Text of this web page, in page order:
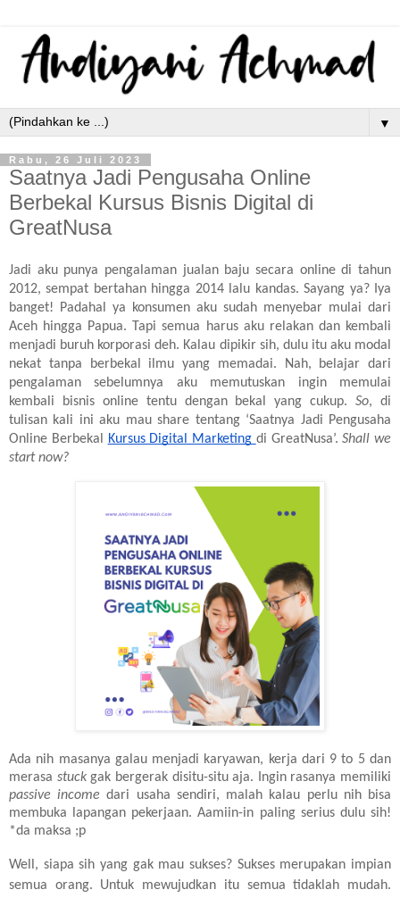
▼
Rabu, 26 Juli 2023
Saatnya Jadi Pengusaha Online
Berbekal Kursus Bisnis Digital di
GreatNusa
Jadi aku punya pengalaman jualan baju secara online di tahun
2012, sempat bertahan hingga 2014 lalu kandas. Sayang ya? Iya
banget! Padahal ya konsumen aku sudah menyebar mulai dari
Aceh hingga Papua. Tapi semua harus aku relakan dan kembali
menjadi buruh korporasi deh. Kalau dipikir sih, dulu itu aku modal
nekat tanpa berbekal ilmu yang memadai. Nah, belajar dari
pengalaman sebelumnya aku memutuskan ingin memulai
kembali bisnis online tentu dengan bekal yang cukup.So, di
tulisan kali ini aku mau share tentang ‘Saatnya Jadi Pengusaha
Online Berbekal Kursus Digital Marketing di GreatNusa’.Shall we
start now?
Ada nih masanya galau menjadi karyawan, kerja dari 9 to 5 dan
merasa stuckgak bergerak disitu-situ aja. Ingin rasanya memiliki
passive income dari usaha sendiri, malah kalau perlu nih bisa
membuka lapangan pekerjaan. Aamiin-in paling serius dulu sih!
*da maksa ;p
Well, siapa sih yang gak mau sukses? Sukses merupakan impian
semua orang. Untuk mewujudkan itu semua tidaklah mudah.